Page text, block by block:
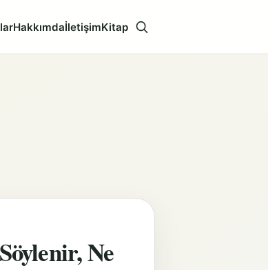
HakkımdaİletişimKitap Aramayı aç
Ne